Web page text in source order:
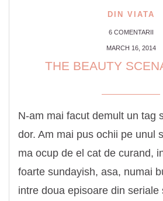
DIN VIATA
6 COMENTARII
MARCH 16, 2014
THE BEAUTY
N-am mai facut demult un tag
dor. Am mai pus ochii pe unul
ma ocup de el cat de curand,
foarte sundayish, asa, numai
intre doua episoare din seriale